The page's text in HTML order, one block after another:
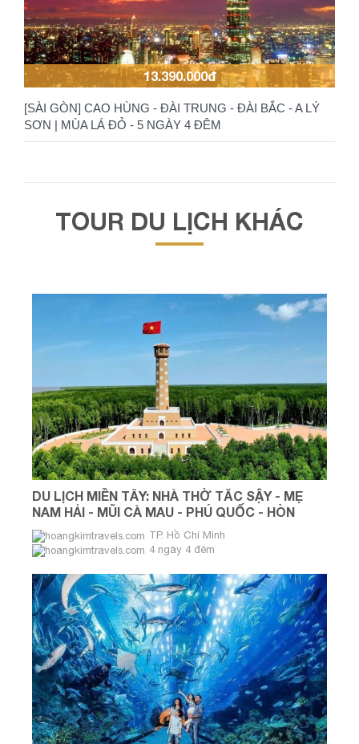
13.390.000đ
[SÀI GÒN] CAO HÙNG - ĐÀI TRUNG - ĐÀI BẮC - A LÝ
SƠN | MÙA LÁ ĐỎ - 5 NGÀY 4 ĐÊM
TOUR DU LỊCH KHÁC
DU LỊCH MIỀN TÂY: NHÀ THỜ TẮC SẬY - MẸ
NAM HẢI - MŨI CÀ MAU - PHÚ QUỐC - HÒN
THƠM - GRAND WORLDTP. Hồ Chí Minh
4 ngày 4 đêm